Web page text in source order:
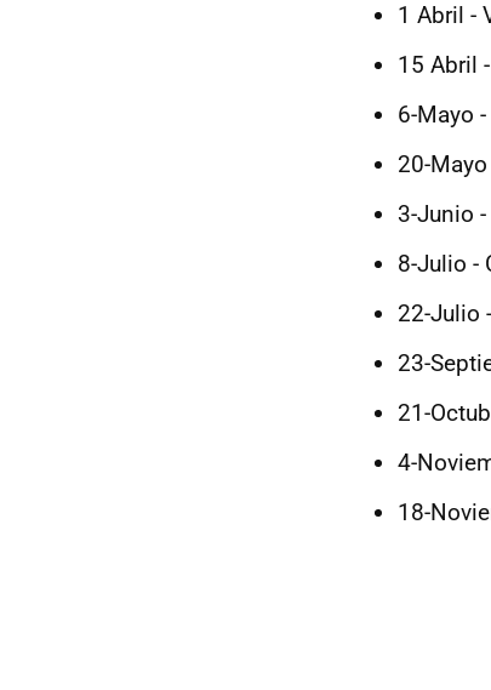
1 Abril -
15 Abril
6-Mayo
20-
3-Junio
8-Julio -
22-Julio
23-
21-
4-
18-